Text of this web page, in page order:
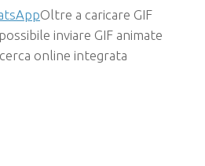
Oltre a caricare GIF
inviare GIF animate
online integrata